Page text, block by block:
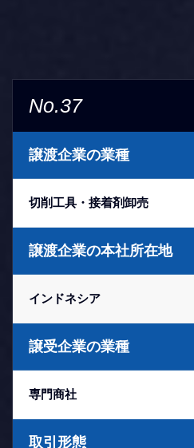
No.37
譲渡企業の業種
切削工具・接着剤卸売
譲渡企業の本社所在地
インドネシア
譲受企業の業種
専門商社
取引形態